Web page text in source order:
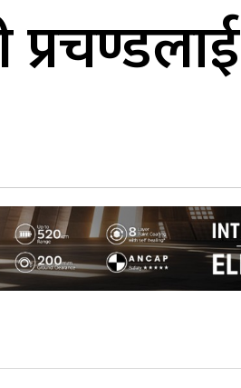
प्रचण्डलाई